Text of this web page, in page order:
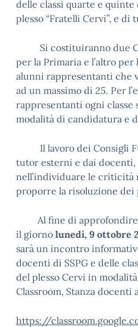
delle classi quarte e quinte
plesso “Fratelli Cervi”, e di
Si costituiranno due
per la Primaria e l’altro
alunni rappresentanti che
ad un massimo di 25. Per
rappresentanti ogni classe
modalità di candidatura e
Il lavoro dei Consigli
tutor esterni e dai docenti,
nell’individuare le criticità
proporre la risoluzione dei
Al fine di approfondire
il giorno lunedì, 9 ottobre
sarà un incontro
docenti di SSPG e delle
del plesso Cervi in
Classroom, Stanza docenti
https://